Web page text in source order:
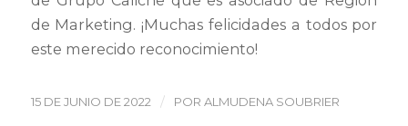
de Marketing. ¡Muchas felicidades a todos por
este merecido reconocimiento!
15 DE JUNIO DE 2022 / POR ALMUDENA SOUBRIER